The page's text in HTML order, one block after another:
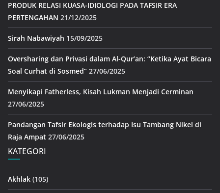
PRODUK RELASI KUASA-IDIOLOGI PADA TAFSIR ERA
PERTENGAHAN 21/12/2025
Sirah Nabawiyah 15/09/2025
Oversharing dan Privasi dalam Al-Qur’an: “Ketika Ayat Bicara
Soal Curhat di Sosmed” 27/06/2025
Menyikapi Fatherless, Kisah Lukman Menjadi Cerminan
27/06/2025
Pandangan Tafsir Ekologis terhadap Isu Tambang Nikel di
Raja Ampat 27/06/2025
KATEGORI
Akhlak (105)